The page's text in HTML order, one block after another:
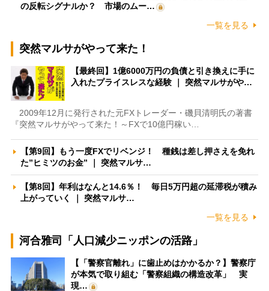
の反転シグナルか？ 市場のムー…
一覧を見る
突然マルサがやって来た！
【最終回】1億6000万円の負債と引き換えに手に
入れたプライスレスな経験 ｜ 突然マルサがや…
2009年12月に発行された元FXトレーダー・磯貝清明氏の著書
『突然マルサがやって来た！～FXで10億円稼い…
【第9回】もう一度FXでリベンジ！ 種銭は差し押さえを免れ
た”ヒミツのお金” ｜ 突然マルサ…
【第8回】年利はなんと14.6％！ 毎日5万円超の延滞税が積み
上がっていく ｜ 突然マルサ…
一覧を見る
河合雅司「人口減少ニッポンの活路」
【「警察官離れ」に歯止めはかかるか？】警察庁
が本気で取り組む「警察組織の構造改革」 実
現…